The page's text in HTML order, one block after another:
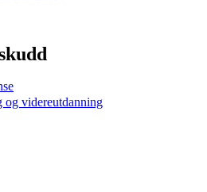
og videreutdanning